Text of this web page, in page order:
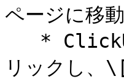
ページに移
リックし